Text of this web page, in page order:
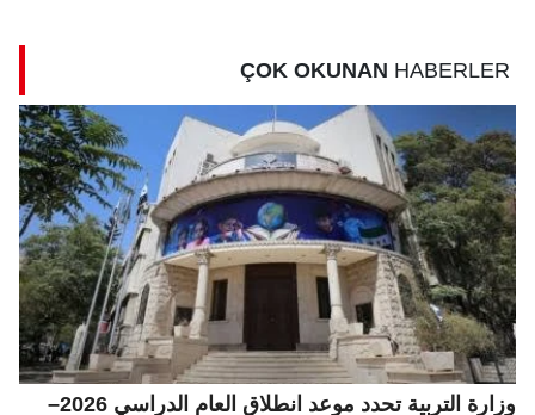
ÇOK OKUNAN HABERLER
وزارة التربية تحدد موعد انطلاق العام الدراسي 2026–